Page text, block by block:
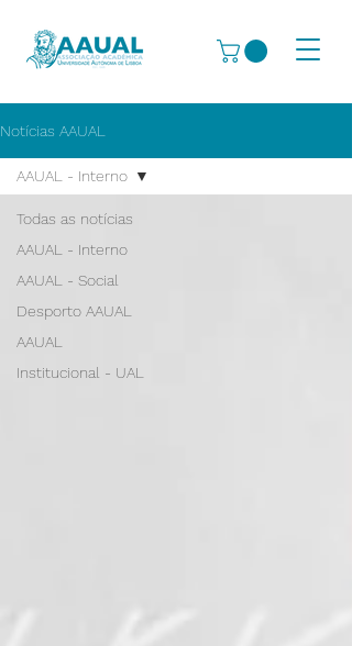
Notícias AAUAL
Todas as notícias
AAUAL - Interno
AAUAL - Social
Desporto AAUAL
AAUAL
Institucional - UAL
AAUAL - Interno